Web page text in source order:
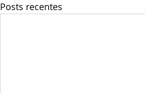
Posts recentes